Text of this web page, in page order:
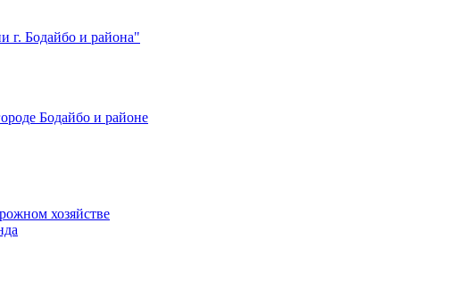
г. Бодайбо и района"
Бодайбо и районе
хозяйстве